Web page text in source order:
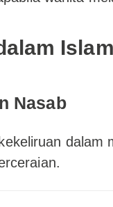
Islam
Nasab
dalam